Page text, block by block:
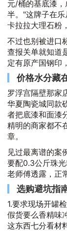
元/桶的基底漆
半。"这牌子在
卡拉拉大理石粉
不过也别被进口
查报关单就知道
定有原产国钢印
价格水分藏
罗浮宫隔壁那家
华夏陶瓷城同
者把底漆和面漆
精明的商家都不
章。
见过最离谱的案
要配0.3公斤珠
老师傅透露，正
选购避坑指
1.要求现场开罐
假货要么香精味
这东西七分看材